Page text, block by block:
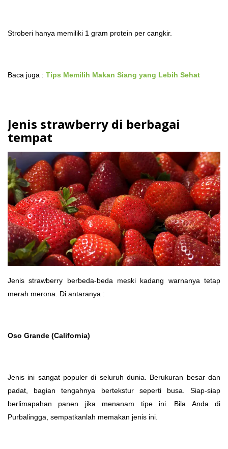
Stroberi hanya memiliki 1 gram protein per cangkir.
Baca juga : Tips Memilih Makan Siang yang Lebih Sehat
Jenis strawberry di berbagai
tempat
Jenis strawberry berbeda-beda meski kadang warnanya tetap
merah merona. Di antaranya :
Oso Grande (California)
Jenis ini sangat populer di seluruh dunia. Berukuran besar dan
padat, bagian tengahnya bertekstur seperti busa. Siap-siap
berlimapahan panen jika menanam tipe ini. Bila Anda di
Purbalingga, sempatkanlah memakan jenis ini.